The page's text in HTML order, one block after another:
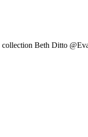
Beth Ditto